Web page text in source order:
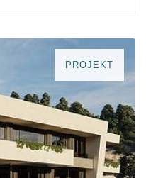
PROJEKT